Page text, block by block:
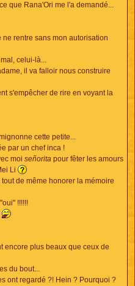
que Rana'Ori me l'a demandé...
ne rentre sans mon autorisation
celui-là...
il va falloir nous construire
s'empêcher de rire en voyant la
cette petite...
par un chef inca !
moi señorita pour fêter les amours
Li
de même honorer la mémoire
!!!!!!
encore plus beaux que ceux de
du bout...
ont regardé ?! Hein ? Pourquoi ?